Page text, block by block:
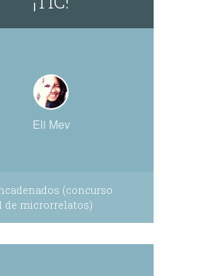
Eli Mev
(concurso
de microrrelatos)